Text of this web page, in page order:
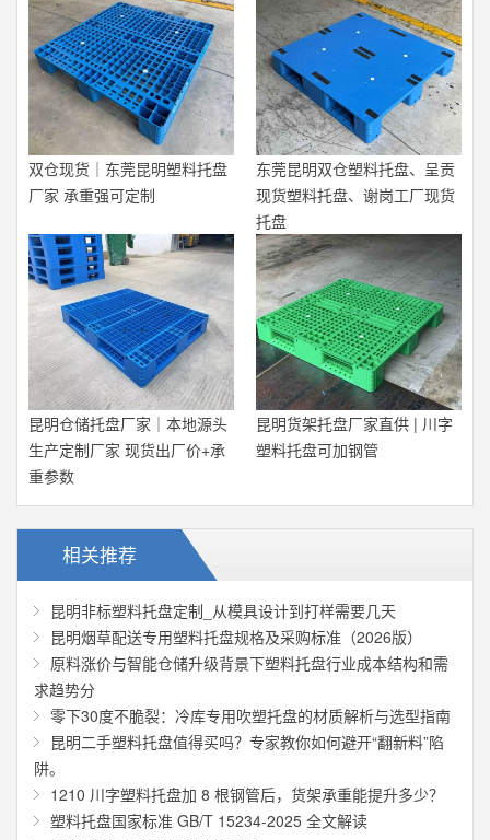
双仓现货｜东莞昆明塑料托盘
厂家 承重强可定制
东莞昆明双仓塑料托盘、呈贡
现货塑料托盘、谢岗工厂现货
托盘
昆明仓储托盘厂家｜本地源头
生产定制厂家 现货出厂价+承
重参数
昆明货架托盘厂家直供 | 川字
塑料托盘可加钢管
相关推荐
昆明非标塑料托盘定制_从模具设计到打样需要几天
昆明烟草配送专用塑料托盘规格及采购标准（2026版）
原料涨价与智能仓储升级背景下塑料托盘行业成本结构和需
求趋势分
零下30度不脆裂：冷库专用吹塑托盘的材质解析与选型指南
昆明二手塑料托盘值得买吗？专家教你如何避开“翻新料”陷
阱。
1210 川字塑料托盘加 8 根钢管后，货架承重能提升多少？
塑料托盘国家标准 GB/T 15234-2025 全文解读